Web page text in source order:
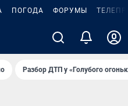
ПОГОДА ФОРУМЫ
Разбор ДТП у «Голубого